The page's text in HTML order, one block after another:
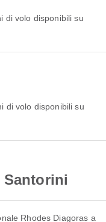
Santorini
Rhodes Diagoras a